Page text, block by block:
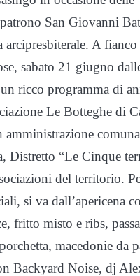
San Giovanni
arcipresbiterale. A
sabato 21 giugno
ricco programma di
Le Botteghe di
amministrazione
Distretto “Le Cinque
del territorio.
si va dall’apericena
fritto misto e ribs,
macedonie da
Backyard Noise, dj